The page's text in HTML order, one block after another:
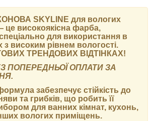
SKYLINE для вологих
високоякісна фарба,
для використання в
високим рівнем вологості.
ТРЕНДОВИХ ВІДТІНКАХ!
ПОПЕРЕДНЬОЇ ОПЛАТИ ЗА
забезпечує стійкість до
та грибків, що робить її
для ванних кімнат, кухонь,
вологих приміщень.